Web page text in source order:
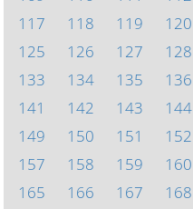
117
118 119 120
125
126 127 128
133
134 135 136
141
142 143 144
149
150 151 152
157
158 159 160
165
166 167 168